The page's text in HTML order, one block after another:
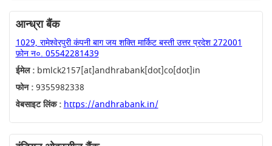
आन्ध्रा बैंक
1029, रामेश्वेरपुरी कंपनी बाग जय शक्ति मार्किट बस्ती उत्तर प्रदेश 272001
फ़ोन न०. 05542281439
ईमेल :bmlck2157[at]andhrabank[dot]co[dot]in
फोन :9355982338
वेबसाइट लिंक : https://andhrabank.in/